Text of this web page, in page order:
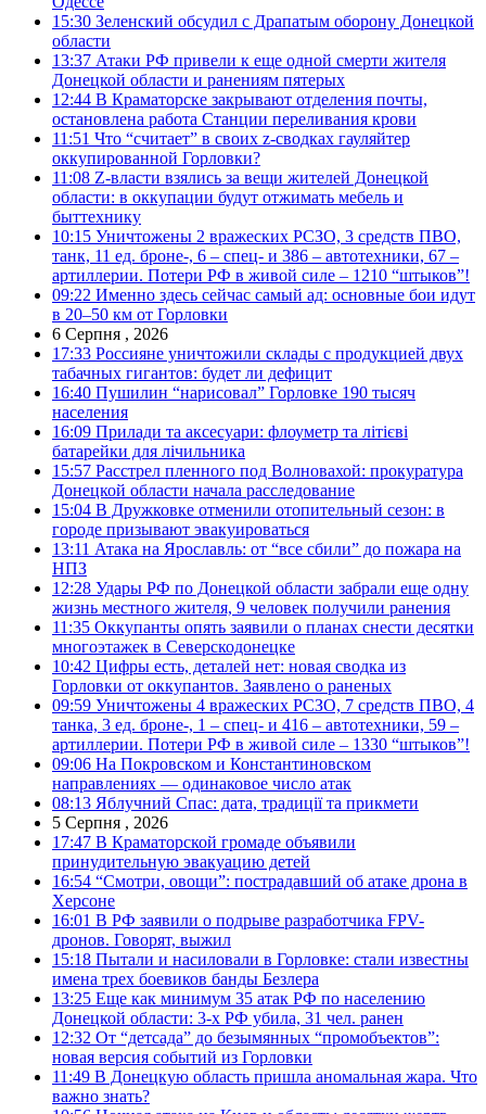
15:30 Зеленский обсудил с Драпатым оборону Донецкой
области
13:37 Атаки РФ привели к еще одной смерти жителя
Донецкой области и ранениям пятерых
12:44 В Краматорске закрывают отделения почты,
остановлена работа Станции переливания крови
11:51 Что “считает” в своих z-сводках гауляйтер
оккупированной Горловки?
11:08 Z-власти взялись за вещи жителей Донецкой
области: в оккупации будут отжимать мебель и
быттехнику
10:15 Уничтожены 2 вражеских РСЗО, 3 средств ПВО,
танк, 11 ед. броне-, 6 – спец- и 386 – автотехники, 67 –
артиллерии. Потери РФ в живой силе – 1210 “штыков”!
09:22 Именно здесь сейчас самый ад: основные бои идут
в 20–50 км от Горловки
6 Серпня , 2026
17:33 Россияне уничтожили склады с продукцией двух
табачных гигантов: будет ли дефицит
16:40 Пушилин “нарисовал” Горловке 190 тысяч
населения
16:09 Прилади та аксесуари: флоуметр та літієві
батарейки для лічильника
15:57 Расстрел пленного под Волновахой: прокуратура
Донецкой области начала расследование
15:04 В Дружковке отменили отопительный сезон: в
городе призывают эвакуироваться
13:11 Атака на Ярославль: от “все сбили” до пожара на
НПЗ
12:28 Удары РФ по Донецкой области забрали еще одну
жизнь местного жителя, 9 человек получили ранения
11:35 Оккупанты опять заявили о планах снести десятки
многоэтажек в Северскодонецке
10:42 Цифры есть, деталей нет: новая сводка из
Горловки от оккупантов. Заявлено о раненых
09:59 Уничтожены 4 вражеских РСЗО, 7 средств ПВО, 4
танка, 3 ед. броне-, 1 – спец- и 416 – автотехники, 59 –
артиллерии. Потери РФ в живой силе – 1330 “штыков”!
09:06 На Покровском и Константиновском
направлениях — одинаковое число атак
08:13 Яблучний Спас: дата, традиції та прикмети
5 Серпня , 2026
17:47 В Краматорской громаде объявили
принудительную эвакуацию детей
16:54 “Смотри, овощи”: пострадавший об атаке дрона в
Херсоне
16:01 В РФ заявили о подрыве разработчика FPV-
дронов. Говорят, выжил
15:18 Пытали и насиловали в Горловке: стали известны
имена трех боевиков банды Безлера
13:25 Еще как минимум 35 атак РФ по населению
Донецкой области: 3-х РФ убила, 31 чел. ранен
12:32 От “детсада” до безымянных “промобъектов”:
новая версия событий из Горловки
11:49 В Донецкую область пришла аномальная жара. Что
важно знать?